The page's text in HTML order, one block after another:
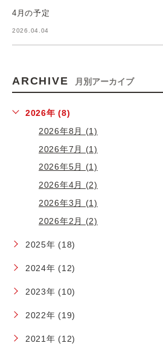
4月の予定
2026.04.04
ARCHIVE 月別アーカイブ
2026年 (8)
2026年8月 (1)
2026年7月 (1)
2026年5月 (1)
2026年4月 (2)
2026年3月 (1)
2026年2月 (2)
2025年 (18)
2024年 (12)
2023年 (10)
2022年 (19)
2021年 (12)